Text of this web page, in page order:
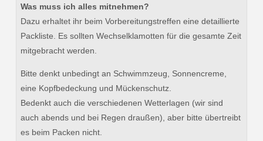
Was muss ich alles mitnehmen?
Dazu erhaltet ihr beim Vorbereitungstreffen eine detaillierte
Packliste. Es sollten Wechselklamotten für die gesamte Zeit
mitgebracht werden.
Bitte denkt unbedingt an Schwimmzeug, Sonnencreme,
eine Kopfbedeckung und Mückenschutz.
Bedenkt auch die verschiedenen Wetterlagen (wir sind
auch abends und bei Regen draußen), aber bitte übertreibt
es beim Packen nicht.